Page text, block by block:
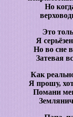
Но
Это
Я
Но во сне
Затевая
Как
Я прошу,
Помани